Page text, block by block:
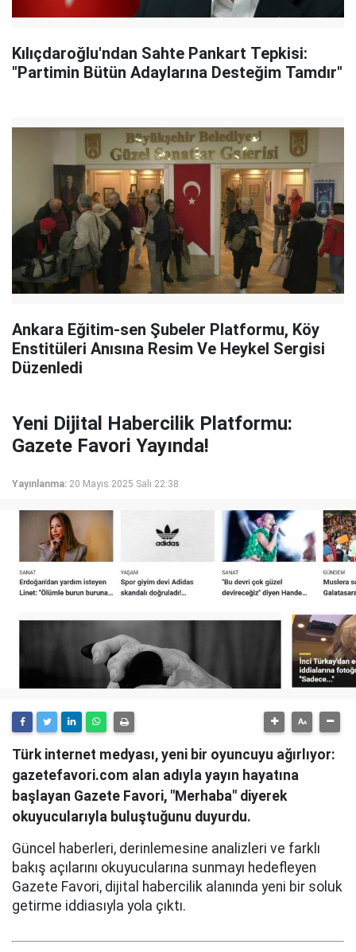
Kılıçdaroğlu'ndan Sahte Pankart Tepkisi:
"Partimin Bütün Adaylarına Desteğim Tamdır"
Ankara Eğitim-sen Şubeler Platformu, Köy
Enstitüleri Anısına Resim Ve Heykel Sergisi
Düzenledi
Yeni Dijital Habercilik Platformu:
Gazete Favori Yayında!
Yayınlanma: 20 Mayıs 2025 Salı 22:38
Türk internet medyası, yeni bir oyuncuyu ağırlıyor:
gazetefavori.com alan adıyla yayın hayatına
başlayan Gazete Favori, "Merhaba" diyerek
okuyucularıyla buluştuğunu duyurdu.
Güncel haberleri, derinlemesine analizleri ve farklı
bakış açılarını okuyucularına sunmayı hedefleyen
Gazete Favori, dijital habercilik alanında yeni bir soluk
getirme iddiasıyla yola çıktı.